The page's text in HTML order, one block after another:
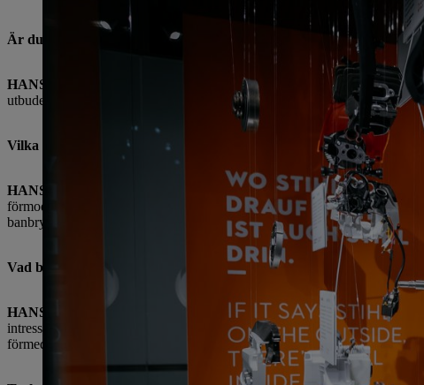
Teknik och natur: För Hans Peter STIHL är detta en avgörande kombination som
Är du nöjd med det nya utseendet som byggnadsarbetet har gett
HANS PETER STIHL
: Jag är glad att det kompletta
utbudet på Brand World är att väcka besökarnas glädje när det gäller
Vilka områden tycker du är särskilt vackra eller framgångsrika? Har
HANS PETER STIHL
: Jag är väldigt tekniskt lagd, så jag skulle
förmodligen nivå 1. För några år sedan lanserade vi den första
banbrytande innovation är mycket intressant för teknikentusiaster.
Vad betyder varumärkesvärlden enligt din åsikt för både företaget
HANS PETER STIHL
: STIHLs varumärkesvärld ger oss en utmärkt
intresserade av att göra så mycket som möjligt för friska skogar och deras
förmedlar varumärkesvärlden värdefull kunskap samtidigt som den visar